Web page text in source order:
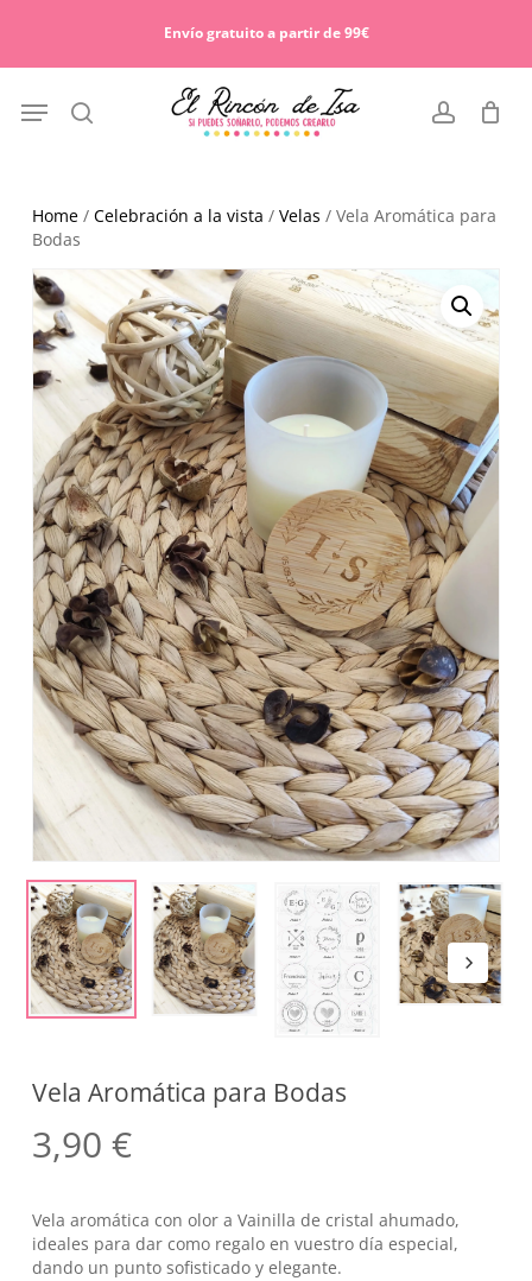
Envío gratuito a partir de 99€
search account
Menu
Cart
Home/ Celebración a la vista / Velas / Vela Aromática para
Bodas
Vela Aromática para Bodas
3,90 €
Vela aromática con olor a Vainilla de cristal ahumado,
ideales para dar como regalo en vuestro día especial,
dando un punto sofisticado y elegante.